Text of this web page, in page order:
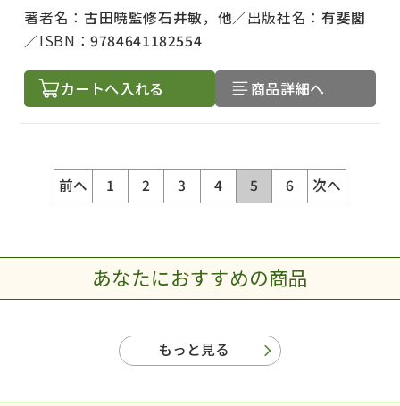
著者名： 古田暁監修石井敏，他 出版社名： 有斐閣
ISBN：9784641182554
カートへ入れる 商品詳細へ
前へ 1 2 3 4 5 6 次へ
あなたにおすすめの商品
もっと見る